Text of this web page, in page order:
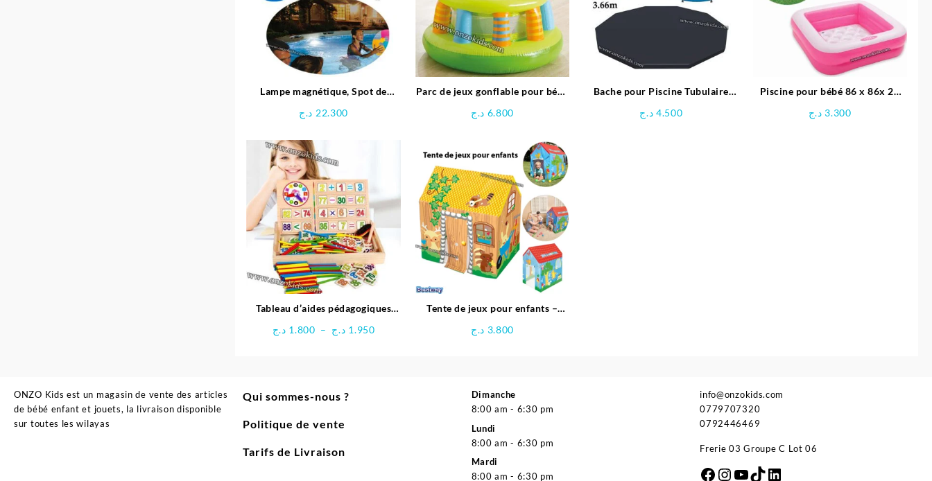
Lampe magnétique, Spot de
22.300 د.ج
Parc de jeux gonflable pour bébé
6.800 د.ج
Bache pour Piscine Tubulaire
4.500 د.ج
Piscine pour bébé 86 x 86x 25
3.300 د.ج
Tableau d’aides pédagogiques
1.800 د.ج – 1.950 د.ج
Plage
Tente de jeux pour enfants –
3.800 د.ج
ONZO Kids est un magasin de vente des articles
de bébé enfant et jouets, la livraison disponible
sur toutes les wilayas
Qui sommes-nous ?
Politique de vente
Tarifs de Livraison
Dimanche
8:00 am - 6:30 pm
Lundi
8:00 am - 6:30 pm
Mardi
8:00 am - 6:30 pm
info@onzokids.com
0779707320
0792446469
Frerie 03 Groupe C Lot 06
Facebook
Instagram
YouTube
TikTok
LinkedIn